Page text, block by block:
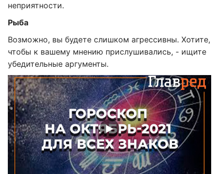
неприятности.
Рыба
Возможно, вы будете слишком агрессивны. Хотите,
чтобы к вашему мнению прислушивались, - ищите
убедительные аргументы.